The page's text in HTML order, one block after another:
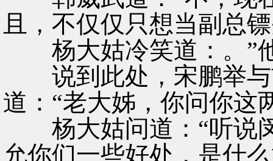
且，不仅仅只想当副总
杨大姑冷笑道：。”
说到此处，宋鹏举与
道：“老大姊，你问你这
杨大姑问道：“听说
允你们一些好处，是什